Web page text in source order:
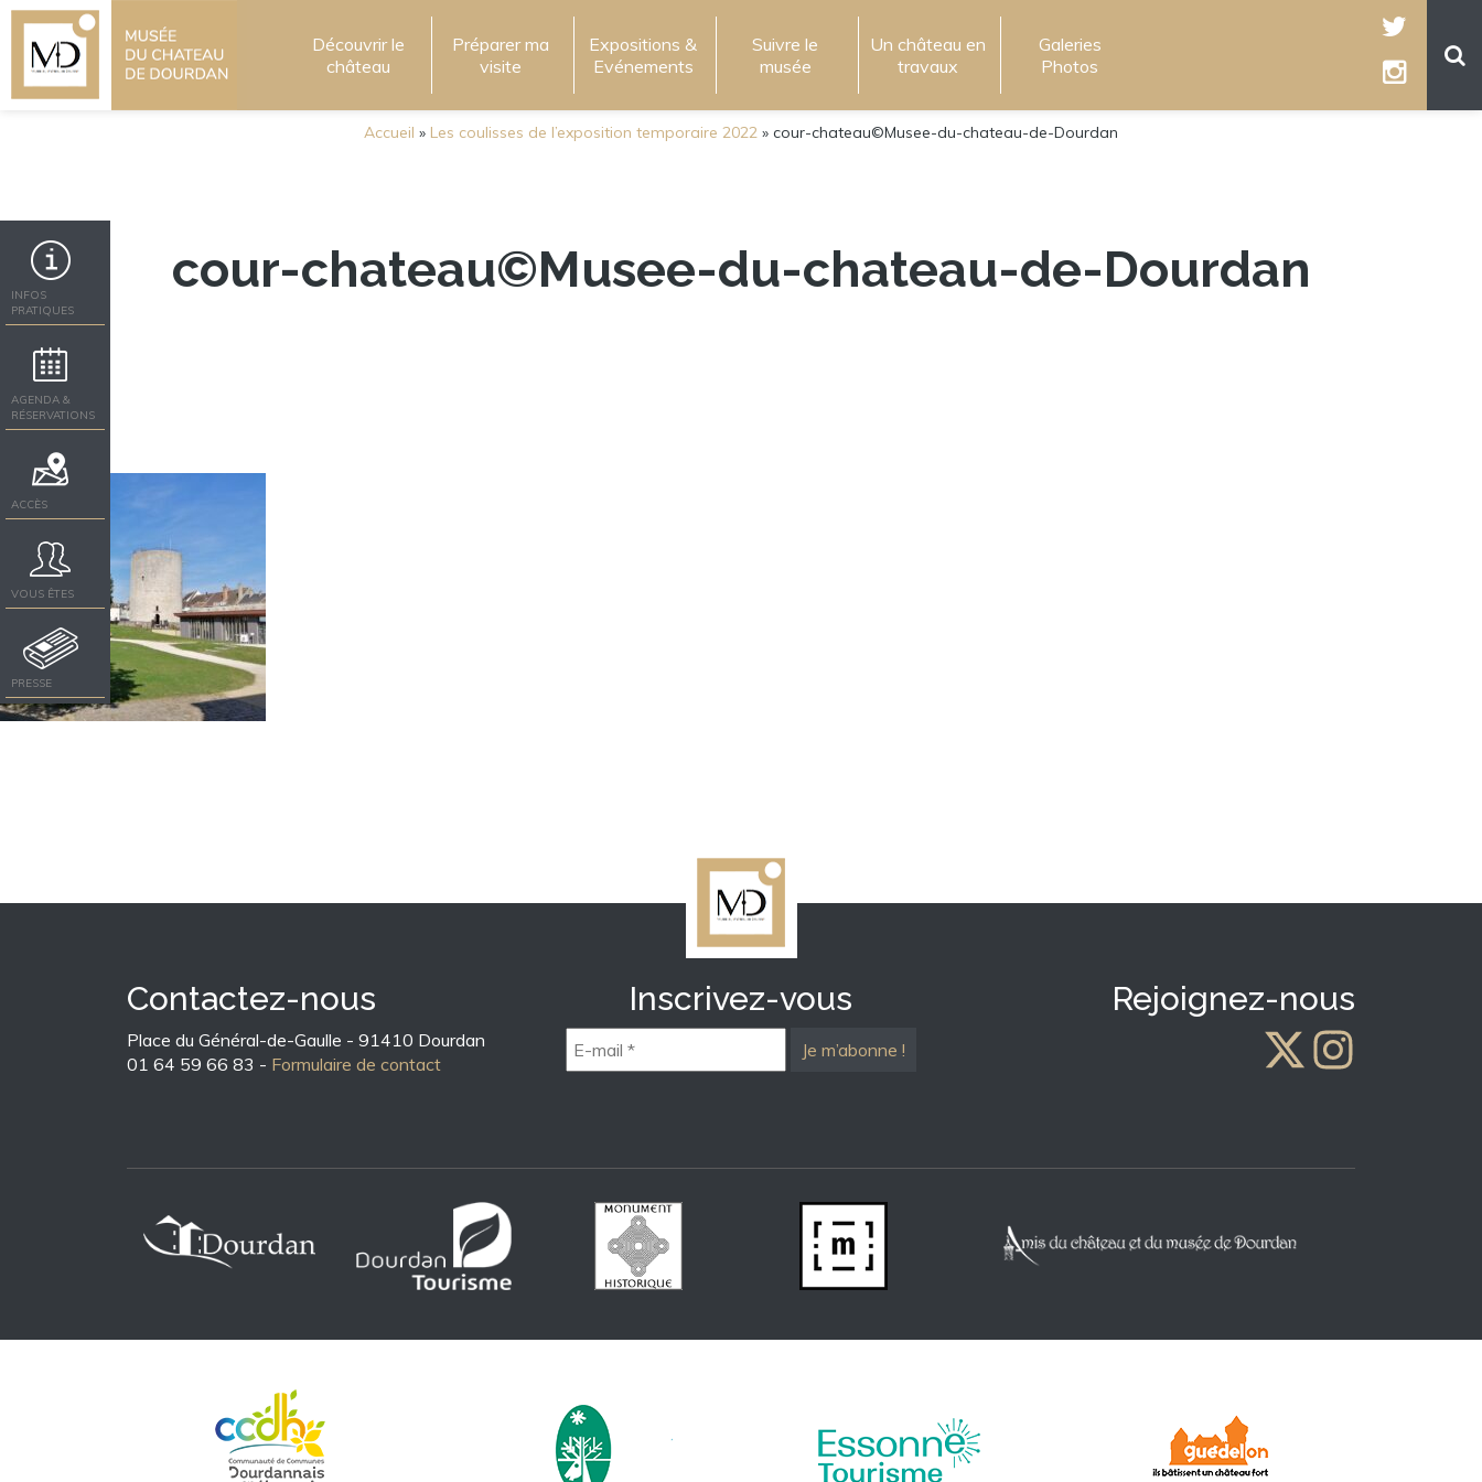
Découvrir le
château
Préparer ma
visite
Expositions &
Evénements
Suivre le
musée
Un château en
travaux
Galeries
Photos
INFOS
PRATIQUES
AGENDA &
RÉSERVATIONS
ACCÈS
VOUS ÊTES
PRESSE
Accueil » Les coulisses de l’exposition temporaire 2022 » cour-chateau©Musee-du-chateau-de-Dourdan
cour-chateau©Musee-du-chateau-de-Dourdan
Contactez-nous
Place du Général-de-Gaulle - 91410 Dourdan
01 64 59 66 83 - Formulaire de contact
Inscrivez-vous Rejoignez-nous